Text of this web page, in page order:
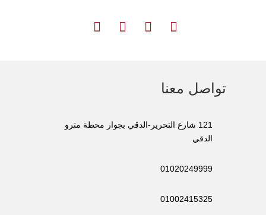




تواصل معنا
121 شارع التحرير-الدقي بجوار محطة مترو
الدقي
01020249999
01002415325